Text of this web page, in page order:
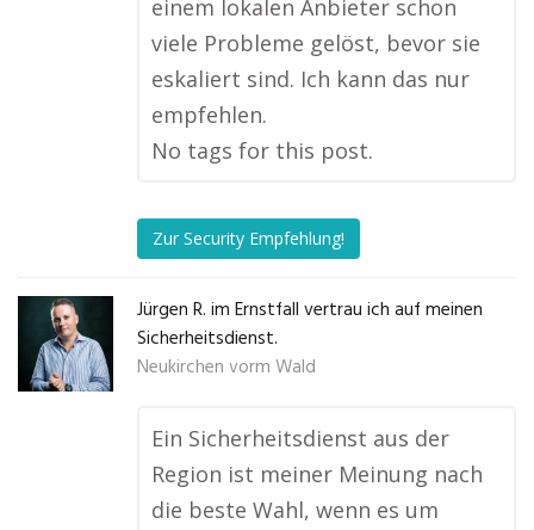
einem lokalen Anbieter schon
viele Probleme gelöst, bevor sie
eskaliert sind. Ich kann das nur
empfehlen.
No tags for this post.
Zur Security Empfehlung!
Jürgen R. im Ernstfall vertrau ich auf meinen
Sicherheitsdienst.
Neukirchen vorm Wald
Ein Sicherheitsdienst aus der
Region ist meiner Meinung nach
die beste Wahl, wenn es um